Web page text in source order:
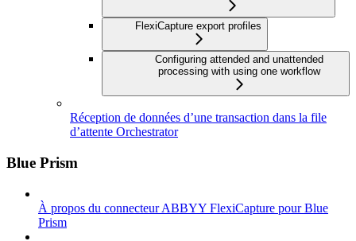
FlexiCapture export profiles
Configuring attended and unattended
processing with using one workflow
Réception de données d’une transaction dans la file
d’attente Orchestrator
Blue Prism
À propos du connecteur ABBYY FlexiCapture pour Blue
Prism